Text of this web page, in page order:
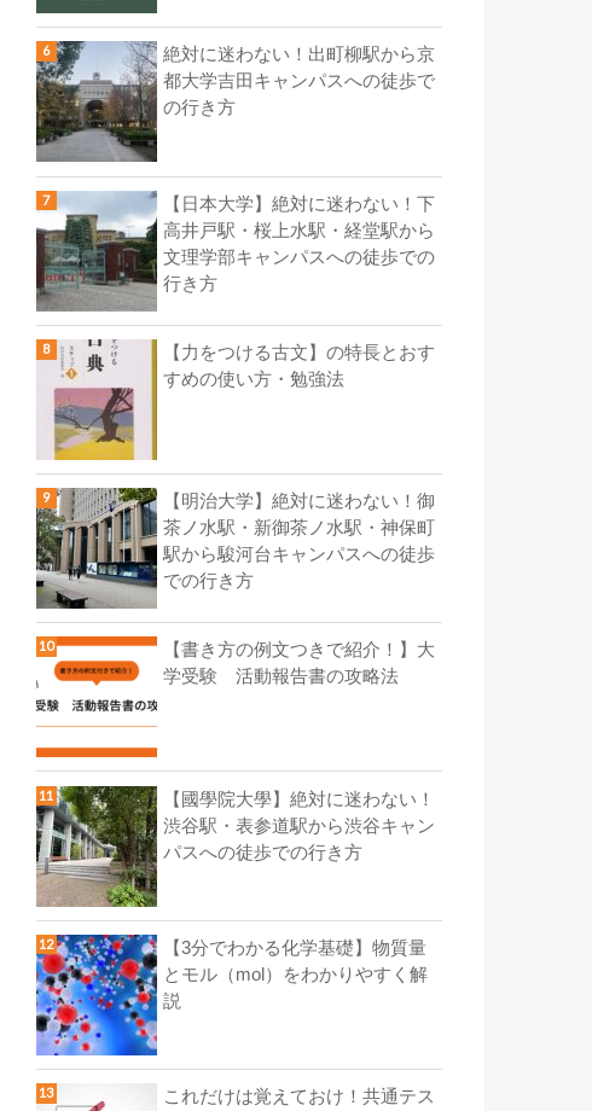
絶対に迷わない！出町柳駅から京
都大学吉田キャンパスへの徒歩で
の行き方
【日本大学】絶対に迷わない！下
高井戸駅・桜上水駅・経堂駅から
文理学部キャンパスへの徒歩での
行き方
【力をつける古文】の特長とおす
すめの使い方・勉強法
【明治大学】絶対に迷わない！御
茶ノ水駅・新御茶ノ水駅・神保町
駅から駿河台キャンパスへの徒歩
での行き方
【書き方の例文つきで紹介！】大
学受験 活動報告書の攻略法
【國學院大學】絶対に迷わない！
渋谷駅・表参道駅から渋谷キャン
パスへの徒歩での行き方
【3分でわかる化学基礎】物質量
とモル（mol）をわかりやすく解
説
これだけは覚えておけ！共通テス